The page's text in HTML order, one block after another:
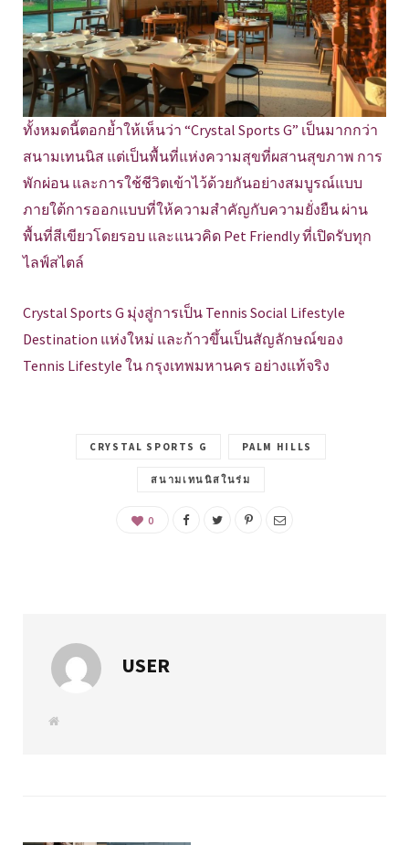
ทั้งหมดนี้ตอกย้ำให้เห็นว่า “Crystal Sports G” เป็นมากกว่า
สนามเทนนิส แต่เป็นพื้นที่แห่งความสุขที่ผสานสุขภาพ การ
พักผ่อน และการใช้ชีวิตเข้าไว้ด้วยกันอย่างสมบูรณ์แบบ
ภายใต้การออกแบบที่ให้ความสำคัญกับความยั่งยืน ผ่าน
พื้นที่สีเขียวโดยรอบ และแนวคิด Pet Friendly ที่เปิดรับทุก
ไลฟ์สไตล์
Crystal Sports G มุ่งสู่การเป็น Tennis Social Lifestyle
Destination แห่งใหม่ และก้าวขึ้นเป็นสัญลักษณ์ของ
Tennis Lifestyle ใน กรุงเทพมหานคร อย่างแท้จริง
CRYSTAL SPORTS G PALM HILLS
สนามเทนนิสในร่ม
0
USER
W